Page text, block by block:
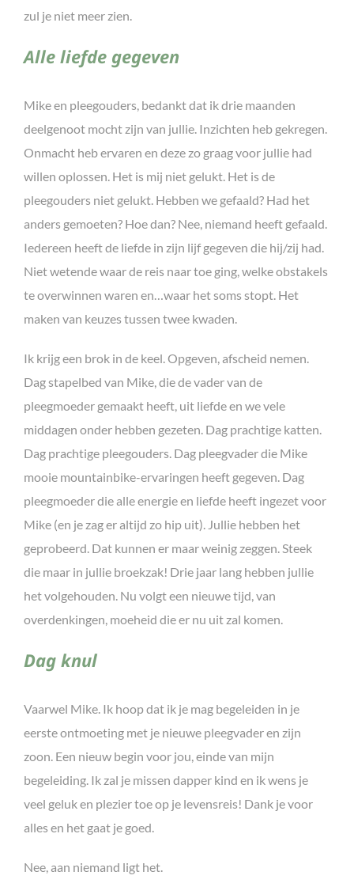
zul je niet meer zien.
Alle liefde gegeven
Mike en pleegouders, bedankt dat ik drie maanden
deelgenoot mocht zijn van jullie. Inzichten heb gekregen.
Onmacht heb ervaren en deze zo graag voor jullie had
willen oplossen. Het is mij niet gelukt. Het is de
pleegouders niet gelukt. Hebben we gefaald? Had het
anders gemoeten? Hoe dan? Nee, niemand heeft gefaald.
Iedereen heeft de liefde in zijn lijf gegeven die hij/zij had.
Niet wetende waar de reis naar toe ging, welke obstakels
te overwinnen waren en…waar het soms stopt. Het
maken van keuzes tussen twee kwaden.
Ik krijg een brok in de keel. Opgeven, afscheid nemen.
Dag stapelbed van Mike, die de vader van de
pleegmoeder gemaakt heeft, uit liefde en we vele
middagen onder hebben gezeten. Dag prachtige katten.
Dag prachtige pleegouders. Dag pleegvader die Mike
mooie mountainbike-ervaringen heeft gegeven. Dag
pleegmoeder die alle energie en liefde heeft ingezet voor
Mike (en je zag er altijd zo hip uit). Jullie hebben het
geprobeerd. Dat kunnen er maar weinig zeggen. Steek
die maar in jullie broekzak! Drie jaar lang hebben jullie
het volgehouden. Nu volgt een nieuwe tijd, van
overdenkingen, moeheid die er nu uit zal komen.
Dag knul
Vaarwel Mike. Ik hoop dat ik je mag begeleiden in je
eerste ontmoeting met je nieuwe pleegvader en zijn
zoon. Een nieuw begin voor jou, einde van mijn
begeleiding. Ik zal je missen dapper kind en ik wens je
veel geluk en plezier toe op je levensreis! Dank je voor
alles en het gaat je goed.
Nee, aan niemand ligt het.